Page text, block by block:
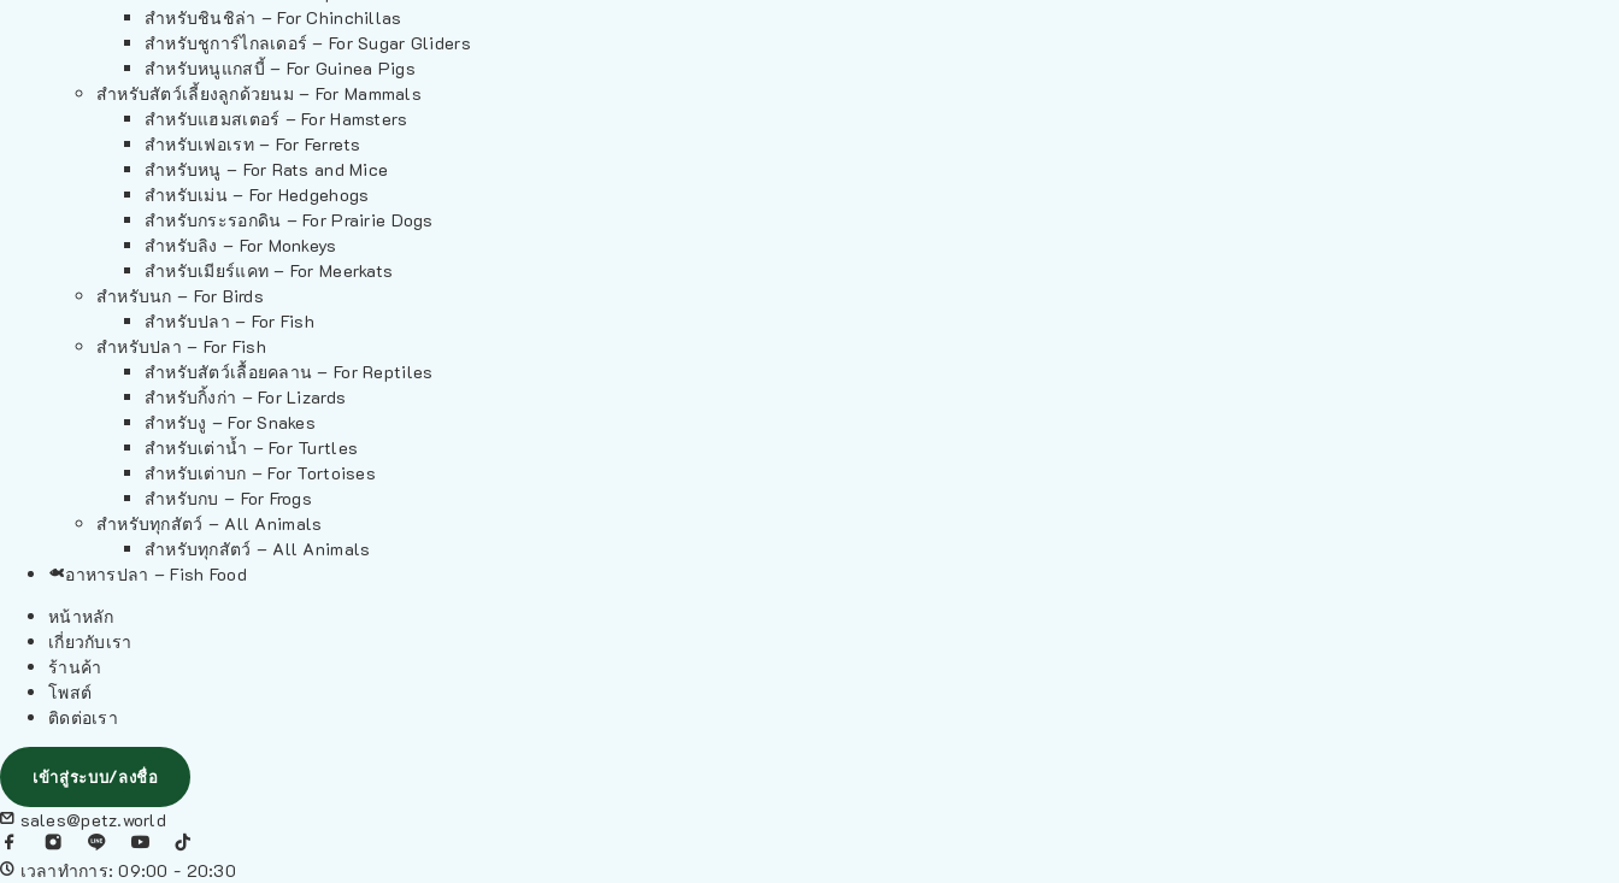
สำหรับชินชิล่า – For Chinchillas
สำหรับชูการ์ไกลเดอร์ – For Sugar Gliders
สำหรับหนูแกสบี้ – For Guinea Pigs
สำหรับสัตว์เลี้ยงลูกด้วยนม – For Mammals
สำหรับแฮมสเตอร์ – For Hamsters
สำหรับเฟอเรท – For Ferrets
สำหรับหนู – For Rats and Mice
สำหรับเม่น – For Hedgehogs
สำหรับกระรอกดิน – For Prairie Dogs
สำหรับลิง – For Monkeys
สำหรับเมียร์แคท – For Meerkats
สำหรับนก – For Birds
สำหรับปลา – For Fish
สำหรับปลา – For Fish
สำหรับสัตว์เลื้อยคลาน – For Reptiles
สำหรับกิ้งก่า – For Lizards
สำหรับงู – For Snakes
สำหรับเต่าน้ำ – For Turtles
สำหรับเต่าบก – For Tortoises
สำหรับกบ – For Frogs
สำหรับทุกสัตว์ – All Animals
สำหรับทุกสัตว์ – All Animals
อาหารปลา – Fish Food
หน้าหลัก
เกี่ยวกับเรา
ร้านค้า
โพสต์
ติดต่อเรา
เข้าสู่ระบบ/ลงชื่อ
sales@petz.world
เวลาทำการ: 09:00 - 20:30